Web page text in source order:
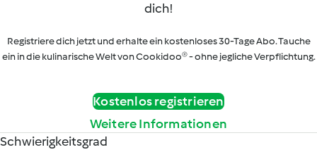
dich!
Registriere dich jetzt und erhalte ein kostenloses 30-Tage Abo. Tauche
ein in die kulinarische Welt von Cookidoo® - ohne jegliche Verpflichtung.
Kostenlos registrieren
Weitere Informationen
Schwierigkeitsgrad